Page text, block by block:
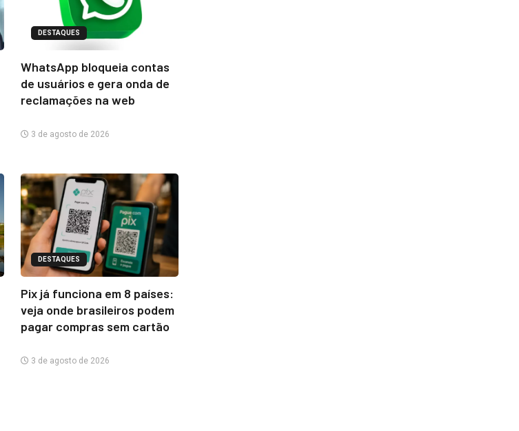
DESTAQUES
WhatsApp bloqueia contas
de usuários e gera onda de
reclamações na web
3 de agosto de 2026
DESTAQUES
Pix já funciona em 8 países:
veja onde brasileiros podem
pagar compras sem cartão
3 de agosto de 2026